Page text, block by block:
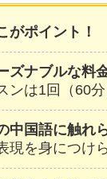
がポイント！
ズナブルな料
ンは1回（60
中国語に触れ
現を身につけ